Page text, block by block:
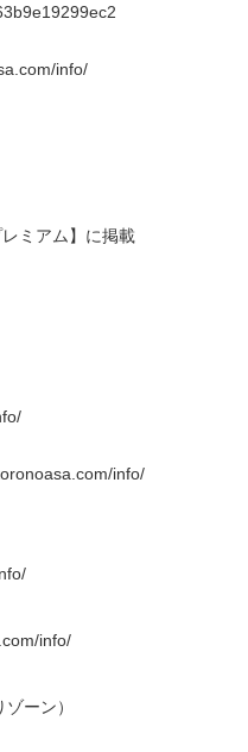
info/
ミアム】に掲載
info/
info/
ーン）